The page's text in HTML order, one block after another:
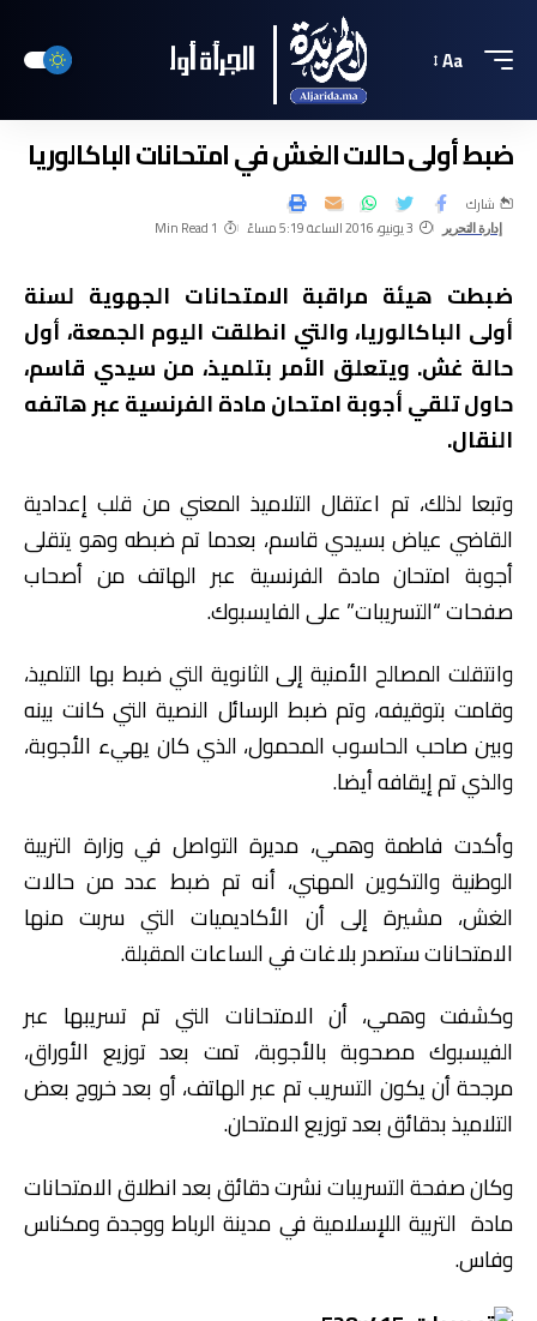
Aa
ضبط أولى حالات الغش في امتحانات الباكالوريا
إدارة التحرير 3 يونيو، 2016 الساعة 5:19 مساءً 1 Min Read
شارك
ضبطت هيئة مراقبة الامتحانات الجهوية لسنة
أولى الباكالوريا، والتي انطلقت اليوم الجمعة، أول
حالة غش. ويتعلق الأمر بتلميذ، من سيدي قاسم،
حاول تلقي أجوبة امتحان مادة الفرنسية عبر هاتفه
النقال.
وتبعا لذلك، تم اعتقال التلاميذ المعني من قلب إعدادية
القاضي عياض بسيدي قاسم، بعدما تم ضبطه وهو يتقلى
أجوبة امتحان مادة الفرنسية عبر الهاتف من أصحاب
صفحات “التسريبات” على الفايسبوك.
وانتقلت المصالح الأمنية إلى الثانوية التي ضبط بها التلميذ،
وقامت بتوقيفه، وتم ضبط الرسائل النصية التي كانت بينه
وبين صاحب الحاسوب المحمول، الذي كان يهيء الأجوبة،
والذي تم إيقافه أيضا.
وأكدت فاطمة وهمي، مديرة التواصل في وزارة التربية
الوطنية والتكوين المهني، أنه تم ضبط عدد من حالات
الغش، مشيرة إلى أن الأكاديميات التي سربت منها
الامتحانات ستصدر بلاغات في الساعات المقبلة.
وكشفت وهمي، أن الامتحانات التي تم تسريبها عبر
الفيسبوك مصحوبة بالأجوبة، تمت بعد توزيع الأوراق،
مرجحة أن يكون التسريب تم عبر الهاتف، أو بعد خروج بعض
التلاميذ بدقائق بعد توزيع الامتحان.
وكان صفحة التسريبات نشرت دقائق بعد انطلاق الامتحانات
مادة التربية اللإسلامية في مدينة الرباط ووجدة ومكناس
وفاس.